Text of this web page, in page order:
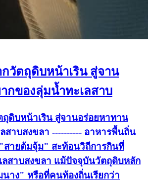
วัตถุดิบหน้าเริน สู่จาน
กของลุ่มน้ำทะเลสาบ
ดิบหน้าเริน สู่จานอร่อยหาทาน
สาบสงขลา ---------- อาหารพื้นถิ่น
สายต้มจุ้ม" สะท้อนวิถีการกินที่
ลสาบสงขลา แม้ปัจจุบันวัตถุดิบหลัก
าง" หรือที่คนท้องถิ่นเรียกว่า